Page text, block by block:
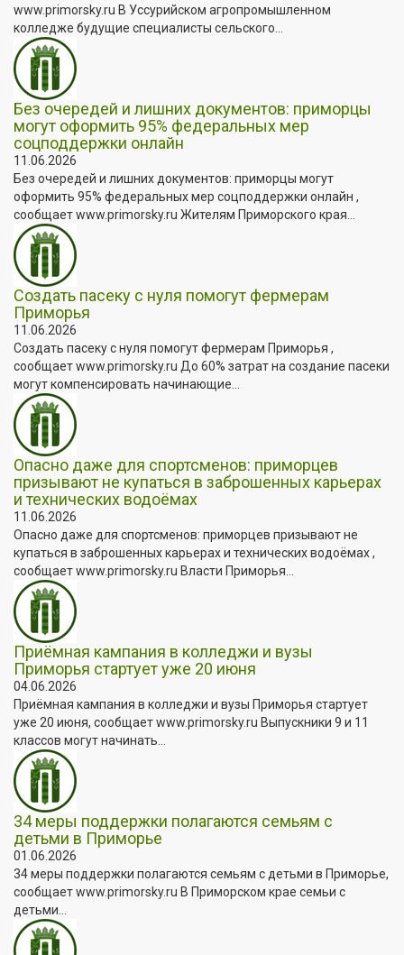
www.primorsky.ru В Уссурийском агропромышленном
колледже будущие специалисты сельского...
Без очередей и лишних документов: приморцы
могут оформить 95% федеральных мер
соцподдержки онлайн
11.06.2026
Без очередей и лишних документов: приморцы могут
оформить 95% федеральных мер соцподдержки онлайн ,
сообщает www.primorsky.ru Жителям Приморского края...
Создать пасеку с нуля помогут фермерам
Приморья
11.06.2026
Создать пасеку с нуля помогут фермерам Приморья ,
сообщает www.primorsky.ru До 60% затрат на создание пасеки
могут компенсировать начинающие...
Опасно даже для спортсменов: приморцев
призывают не купаться в заброшенных карьерах
и технических водоёмах
11.06.2026
Опасно даже для спортсменов: приморцев призывают не
купаться в заброшенных карьерах и технических водоёмах ,
сообщает www.primorsky.ru Власти Приморья...
Приёмная кампания в колледжи и вузы
Приморья стартует уже 20 июня
04.06.2026
Приёмная кампания в колледжи и вузы Приморья стартует
уже 20 июня, сообщает www.primorsky.ru Выпускники 9 и 11
классов могут начинать...
34 меры поддержки полагаются семьям с
детьми в Приморье
01.06.2026
34 меры поддержки полагаются семьям с детьми в Приморье,
сообщает www.primorsky.ru В Приморском крае семьи с
детьми...